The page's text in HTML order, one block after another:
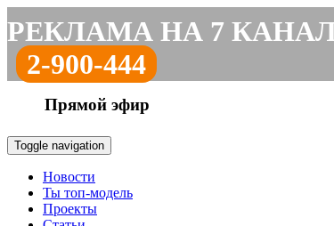
РЕКЛАМА НА 7
2-900-444
Прямой эфир
Toggle navigation
Новости
Ты топ-модель
Проекты